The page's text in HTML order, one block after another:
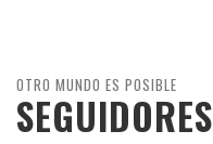
OTRO MUNDO ES POSIBLE
SEGUIDORES